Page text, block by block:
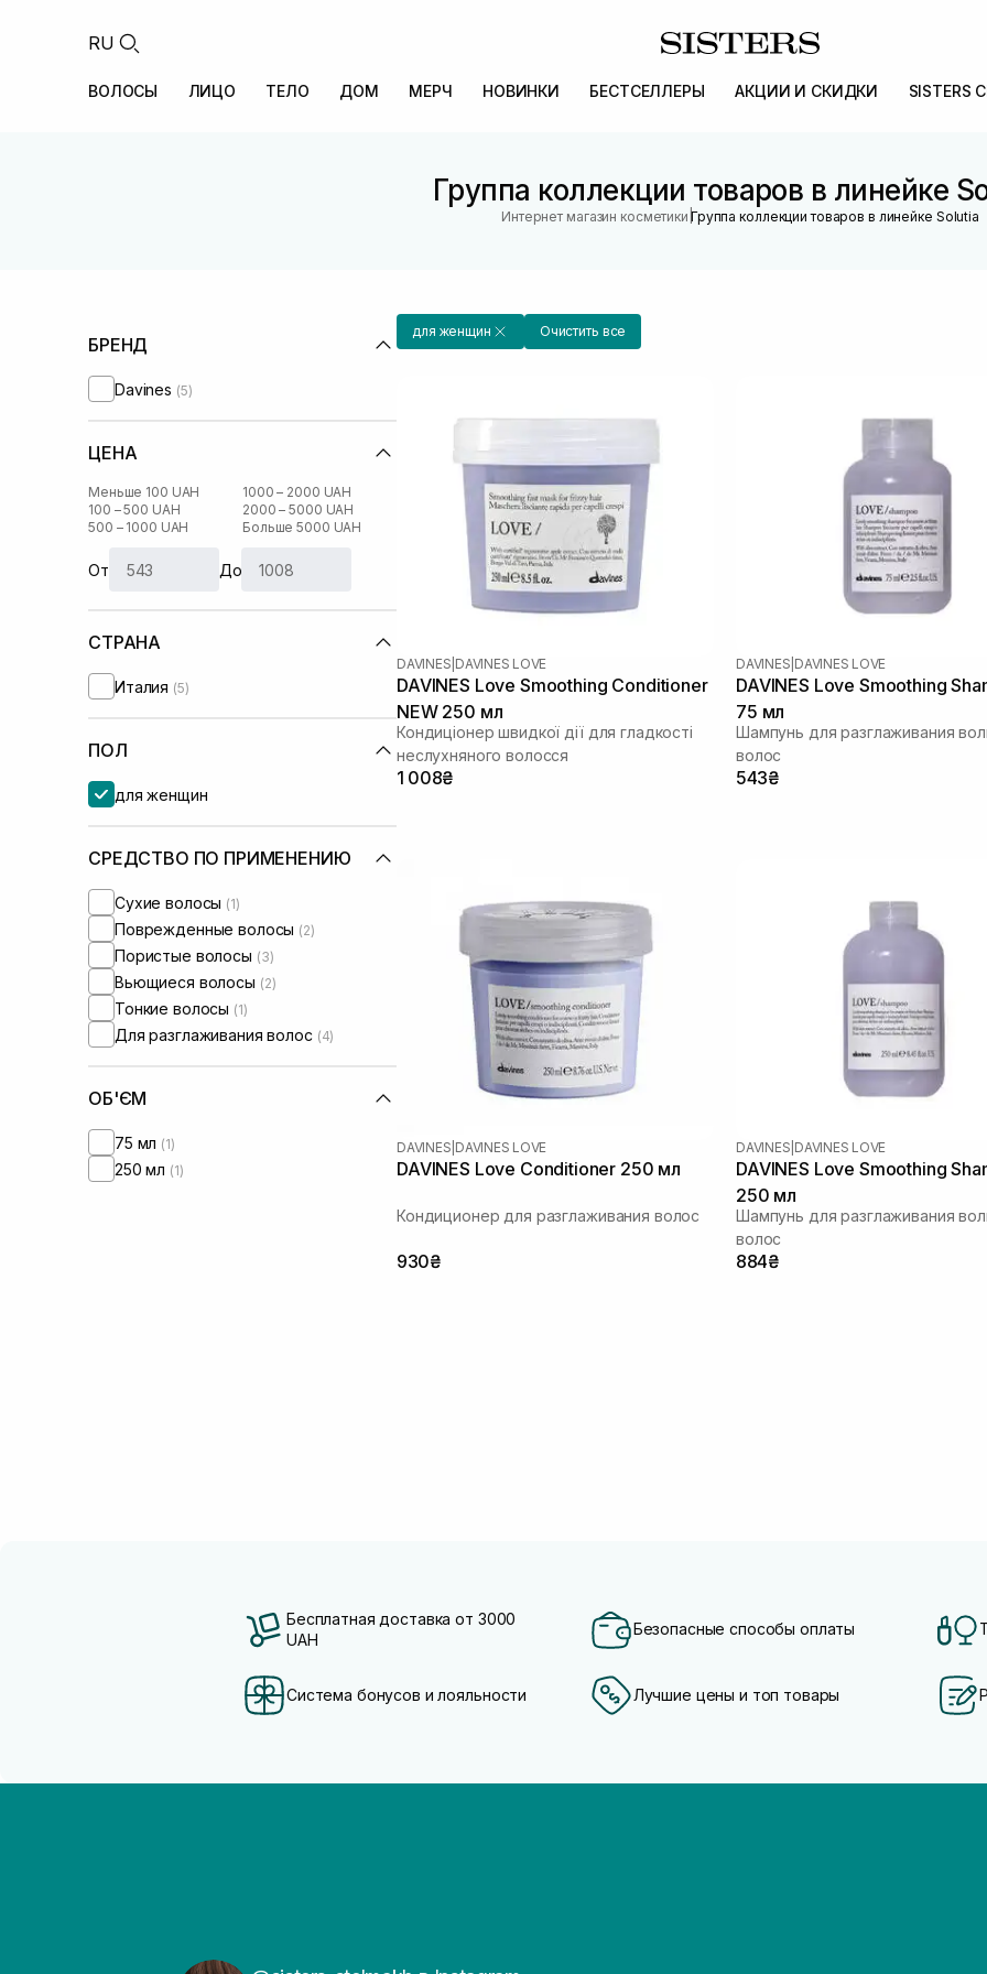
RU
ВОЛОСЫ ЛИЦО ТЕЛО ДОМ МЕРЧ НОВИНКИ БЕСТСЕЛЛЕРЫ АКЦИИ И СКИДКИ SISTERS
Группа коллекции товаров в линейке
Интернет магазин косметики |Группа коллекции товаров в линейке Solutia
БРЕНД
Davines (5)
ЦЕНА
Меньше 100 UAH
100 – 500 UAH
500 – 1000 UAH
1000 – 2000 UAH
2000 – 5000 UAH
Больше 5000 UAH
От До
СТРАНА
Италия (5)
ПОЛ
для женщин
СРЕДСТВО ПО ПРИМЕНЕНИЮ
Сухие волосы (1)
Поврежденные волосы (2)
Пористые волосы (3)
Вьющиеся волосы (2)
Тонкие волосы (1)
Для разглаживания волос (4)
ОБ'ЄМ
75 мл (1)
250 мл (1)
для женщин Очистить все
DAVINES DAVINES LOVE
DAVINES Love Smoothing Conditioner
NEW 250 мл
Кондиціонер швидкої дії для гладкості
неслухняного волосся
1 008₴
DAVINES DAVINES LOVE
DAVINES Love Smoothing
75 мл
Шампунь для разглаживания
волос
543₴
DAVINES DAVINES LOVE
DAVINES Love Conditioner 250 мл
Кондиционер для разглаживания волос
930₴
DAVINES DAVINES LOVE
DAVINES Love Smoothing
250 мл
Шампунь для разглаживания
волос
884₴
Бесплатная доставка от 3000
UAH
Безопасные способы оплаты
Система бонусов и лояльности Лучшие цены и топ товары